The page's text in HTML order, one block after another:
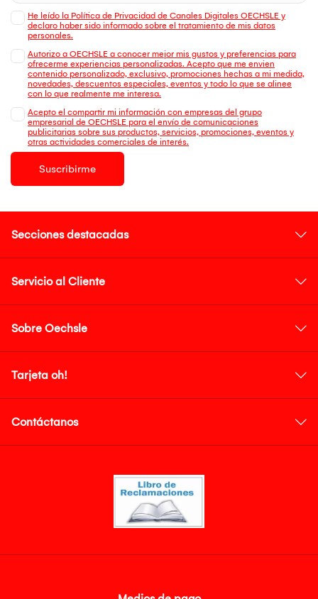
He leído la Política de Privacidad de Canales Digitales OECHSLE y
declaro haber sido informado sobre el tratamiento de mis datos
personales.
Autorizo a OECHSLE a conocer mejor mis gustos y preferencias para
ofrecerme experiencias personalizadas. Acepto que me envien
contenido personalizado, exclusivo, promociones hechas a mi medida,
novedades, descuentos especiales, eventos y todo lo que se alinee
con lo que realmente me interesa.
Acepto el compartir mi información con empresas del grupo
empresarial de OECHSLE para el envío de comunicaciones
publicitarias sobre sus productos, servicios, promociones, eventos y
otras actividades comerciales de interés.
Suscribirme
Secciones destacadas
Servicio al Cliente
Sobre Oechsle
Tarjeta oh!
Contáctanos